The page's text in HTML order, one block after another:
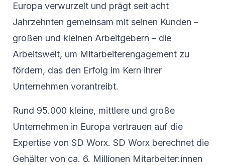
Europa verwurzelt und prägt seit acht
Jahrzehnten gemeinsam mit seinen Kunden –
großen und kleinen Arbeitgebern – die
Arbeitswelt, um Mitarbeiterengagement zu
fördern, das den Erfolg im Kern ihrer
Unternehmen vorantreibt.
Rund 95.000 kleine, mittlere und große
Unternehmen in Europa vertrauen auf die
Expertise von SD Worx. SD Worx berechnet die
Gehälter von ca. 6. Millionen Mitarbeiter:innen